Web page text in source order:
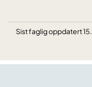
Sist faglig oppdatert